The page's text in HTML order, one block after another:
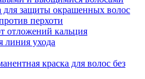
для защиты окрашенных волос
перхоти
отложений кальция
линия ухода
краска для волос без